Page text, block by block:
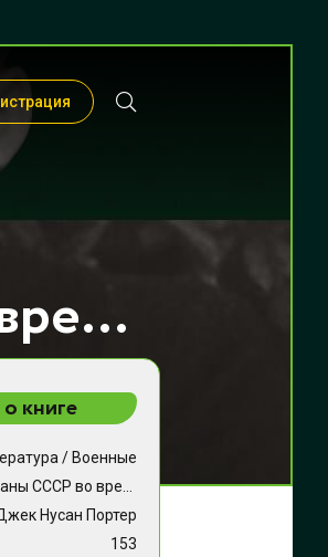
Евреи-партизаны СССР во время Второй мировой войны - Джек Нусан Портер
книге
/ Военные
Нусан Портер
153